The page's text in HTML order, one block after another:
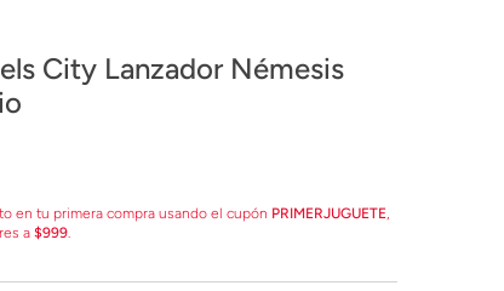
City Lanzador Némesis
en tu primera compra usando el cupón PRIMERJUGUETE,
a $999.